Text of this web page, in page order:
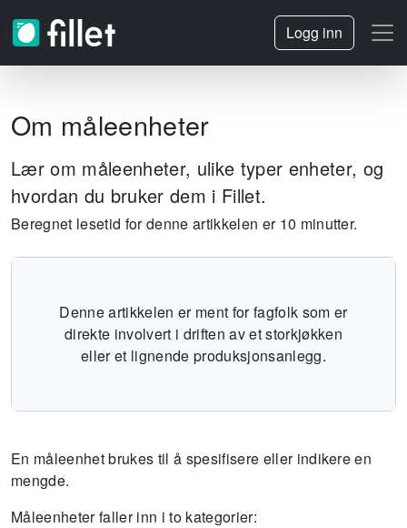
Logg inn
Om måleenheter
Lær om måleenheter, ulike typer enheter, og
hvordan du bruker dem i Fillet.
Beregnet lesetid for denne artikkelen er 10 minutter.
Denne artikkelen er ment for fagfolk som er
direkte involvert i driften av et storkjøkken
eller et lignende produksjonsanlegg.
En måleenhet brukes til å spesifisere eller indikere en
mengde.
Måleenheter faller inn i to kategorier: